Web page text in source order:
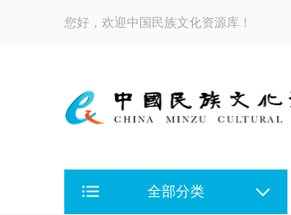
您好，欢迎中国民族文化资源库！
全部分类